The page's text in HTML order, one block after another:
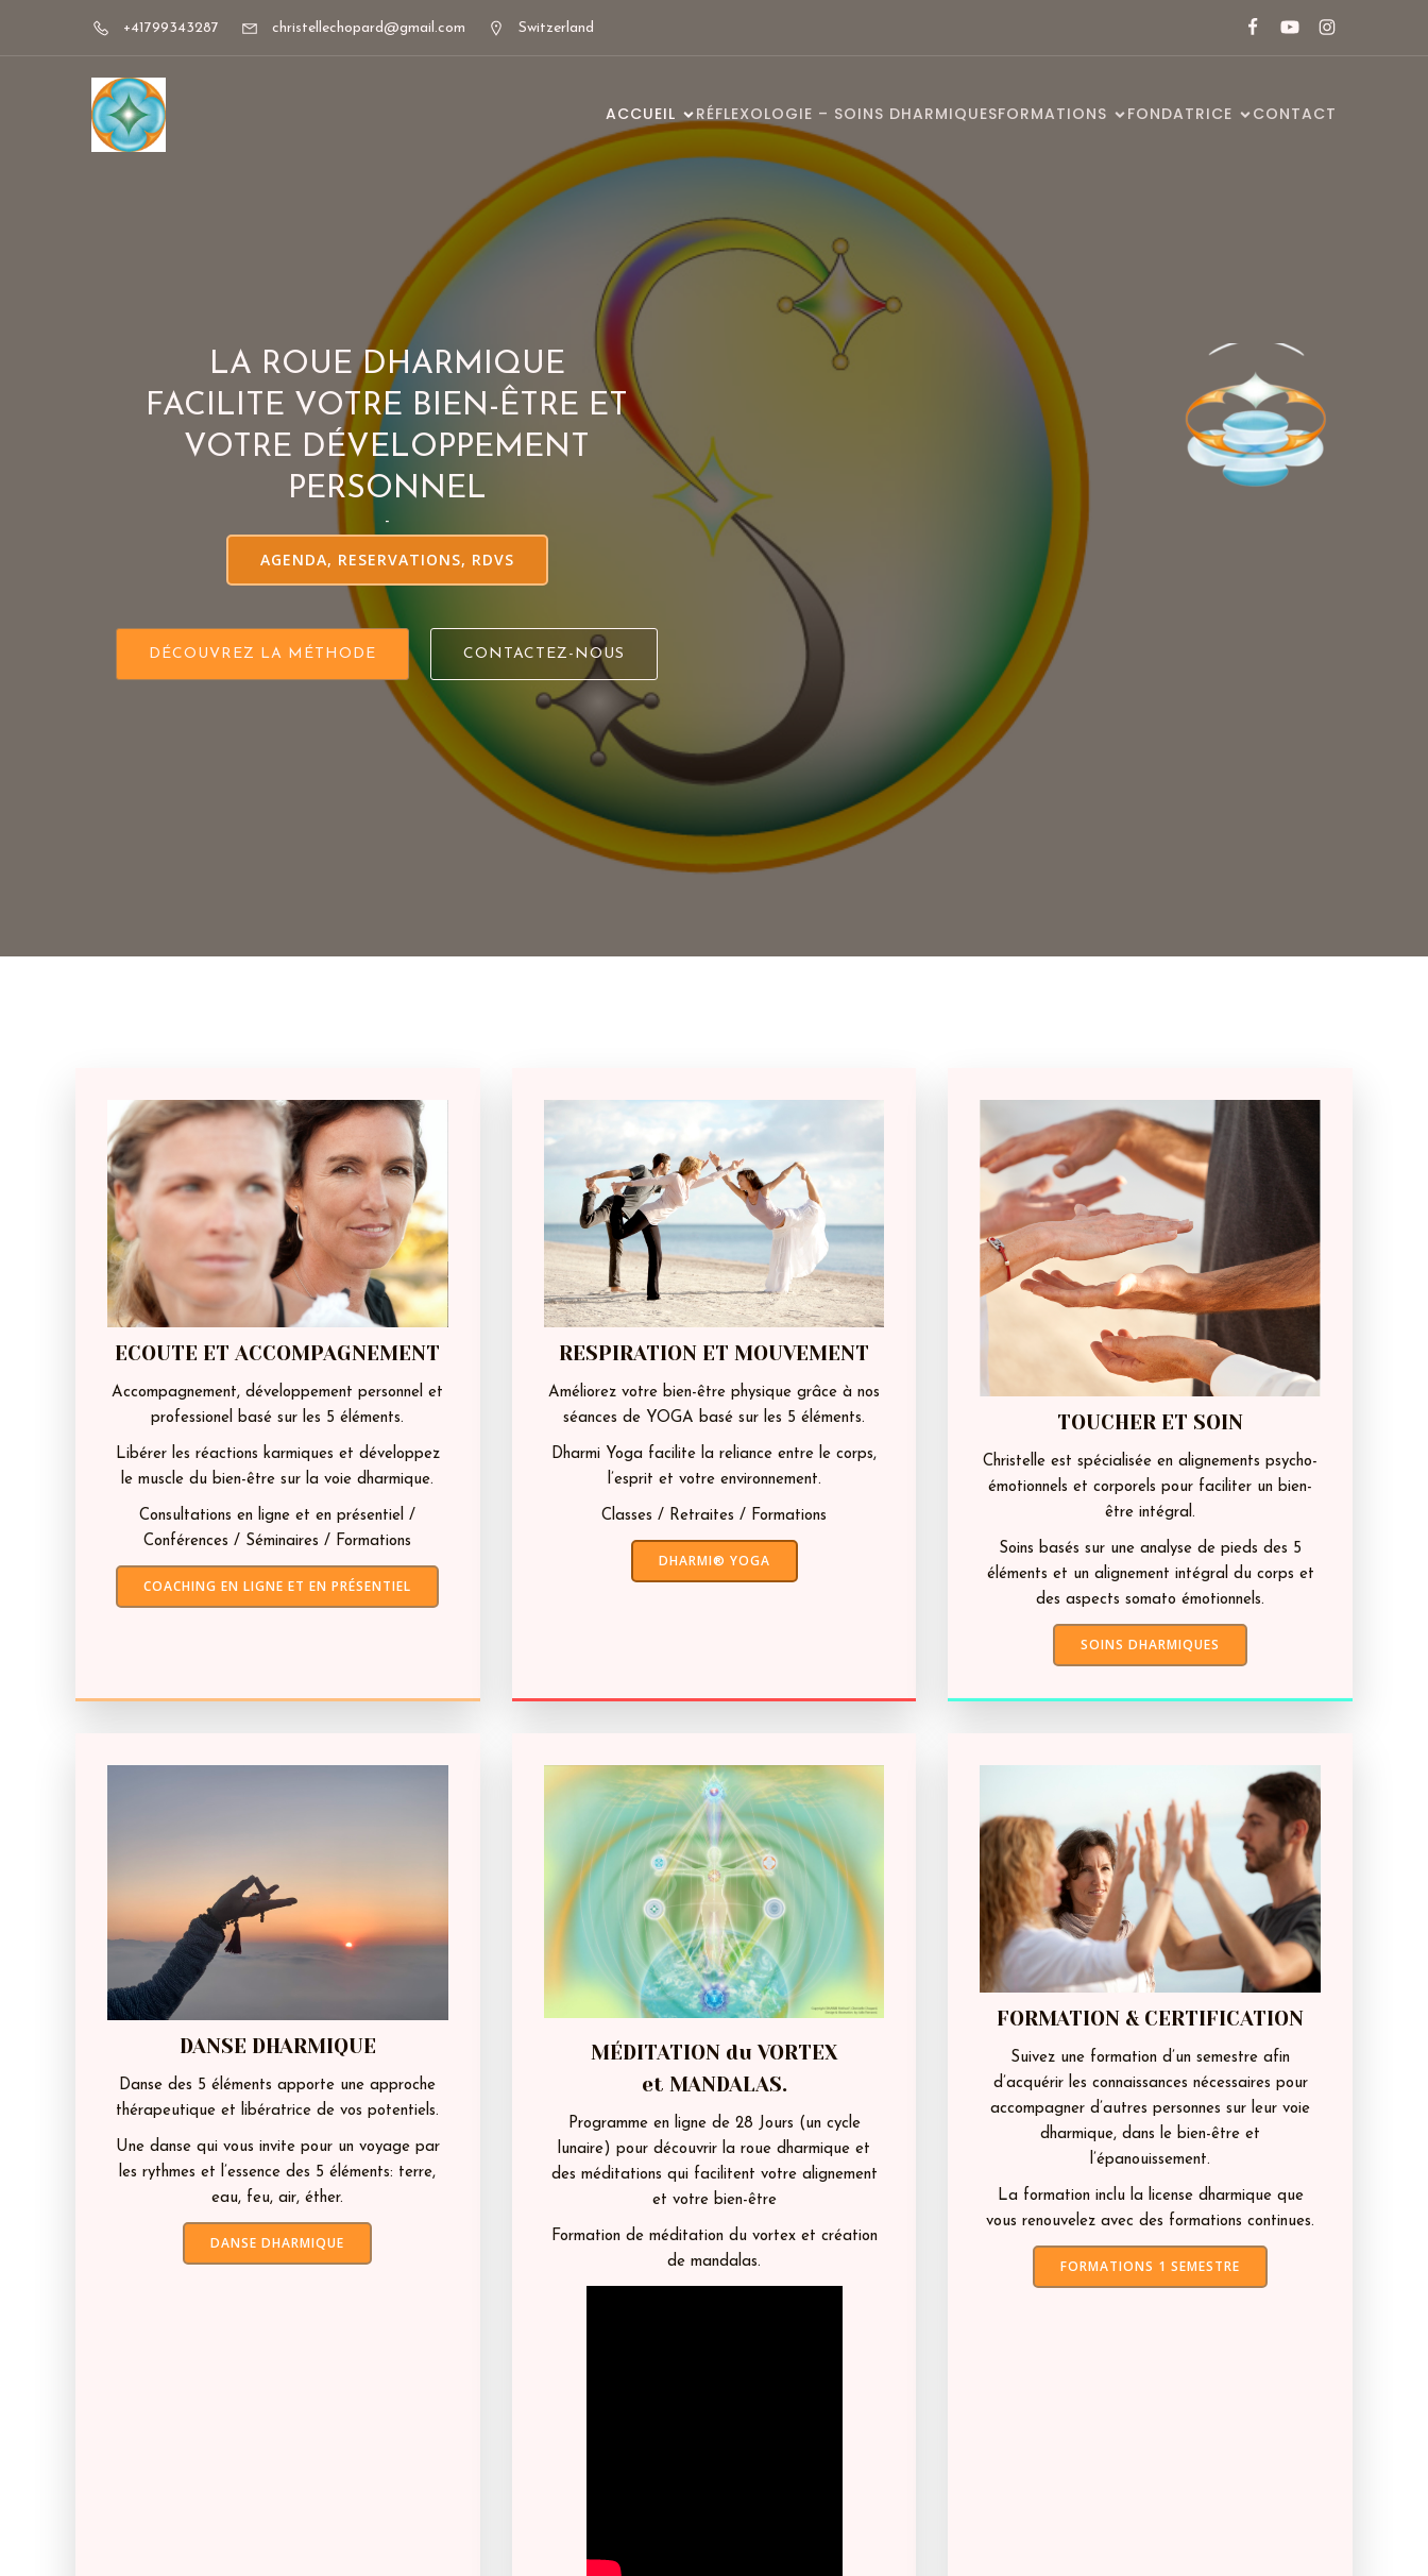
+41799343287 christellechopard@gmail.com Switzerland
ACCUEIL RÉFLEXOLOGIE – SOINS DHARMIQUESFORMATIONS FONDATRICE CONTACT
LA ROUE DHARMIQUE
FACILITE VOTRE BIEN-ÊTRE ET
VOTRE DÉVELOPPEMENT
PERSONNEL
-
AGENDA, RESERVATIONS, RDVS
DÉCOUVREZ LA MÉTHODE CONTACTEZ-NOUS
ECOUTE ET ACCOMPAGNEMENT
Accompagnement, développement personnel et
professionel basé sur les 5 éléments.
Libérer les réactions karmiques et développez
le muscle du bien-être sur la voie dharmique.
Consultations en ligne et en présentiel /
Conférences / Séminaires / Formations
COACHING EN LIGNE ET EN PRÉSENTIEL
RESPIRATION ET MOUVEMENT
Améliorez votre bien-être physique grâce à nos
séances de YOGA basé sur les 5 éléments.
Dharmi Yoga facilite la reliance entre le corps,
l’esprit et votre environnement.
Classes / Retraites / Formations
DHARMI® YOGA
TOUCHER ET SOIN
Christelle est spécialisée en alignements psycho-
émotionnels et corporels pour faciliter un bien-
être intégral.
Soins basés sur une analyse de pieds des 5
éléments et un alignement intégral du corps et
des aspects somato émotionnels.
SOINS DHARMIQUES
DANSE DHARMIQUE
Danse des 5 éléments apporte une approche
thérapeutique et libératrice de vos potentiels.
Une danse qui vous invite pour un voyage par
les rythmes et l’essence des 5 éléments: terre,
eau, feu, air, éther.
DANSE DHARMIQUE
MÉDITATION du VORTEX
et MANDALAS.
Programme en ligne de 28 Jours (un cycle
lunaire) pour découvrir la roue dharmique et
des méditations qui facilitent votre alignement
et votre bien-être
Formation de méditation du vortex et création
de mandalas.
FORMATION & CERTIFICATION
Suivez une formation d’un semestre afin
d’acquérir les connaissances nécessaires pour
accompagner d’autres personnes sur leur voie
dharmique, dans le bien-être et
l’épanouissement.
La formation inclu la license dharmique que
vous renouvelez avec des formations continues.
FORMATIONS 1 SEMESTRE